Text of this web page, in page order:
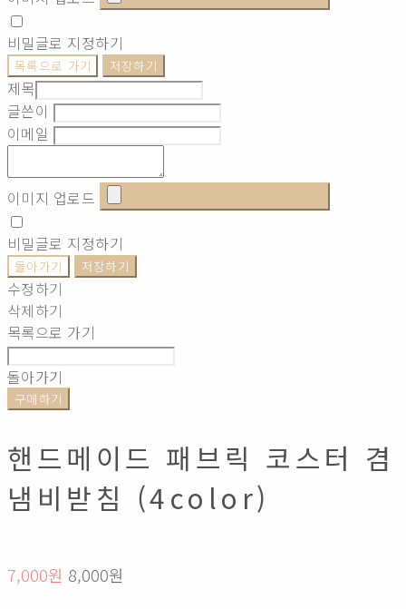
비밀글로 지정하기
목록으로 가기 저장하기
제목
글쓴이
이메일
이미지 업로드
비밀글로 지정하기
돌아가기 저장하기
수정하기
삭제하기
목록으로 가기
돌아가기
구매하기
핸드메이드 패브릭 코스터 겸
냄비받침 (4color)
7,000원 8,000원